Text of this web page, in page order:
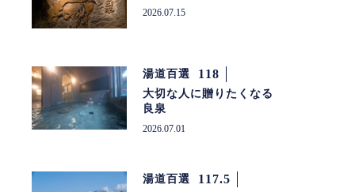
2026.07.15
湯道百選 118
大切な人に贈りたくなる
良泉
2026.07.01
湯道百選 117.5